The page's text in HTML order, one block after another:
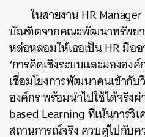
ในสายงาน HR Manager
บัณฑิตจากคณะพัฒนาทรัพยา
หล่อหลอมให้เธอเป็น HR มือ
‘การคิดเชิงระบบและมององ
เชื่อมโยงการพัฒนาคนเข้ากั
องค์กร พร้อมนำไปใช้ได้จริง
based Learning ที่เน้นการวิ
สถานการณ์จริง ควบคู่ไปกับ